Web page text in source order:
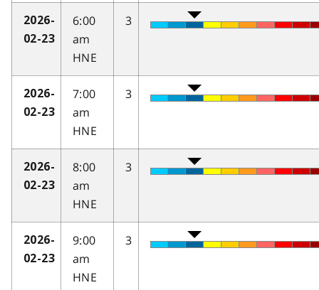
2026-
02-23
6:00
am
HNE
3
2026-
02-23
7:00
am
HNE
3
2026-
02-23
8:00
am
HNE
3
2026-
02-23
9:00
am
HNE
3